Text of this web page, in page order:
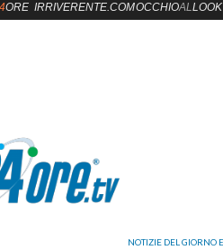
ORE IRRIVERENTE.COMOCCHIOALLOOK